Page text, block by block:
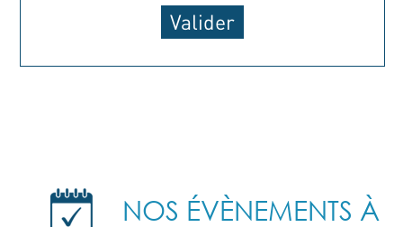
NOS ÉVÈNEMENTS À